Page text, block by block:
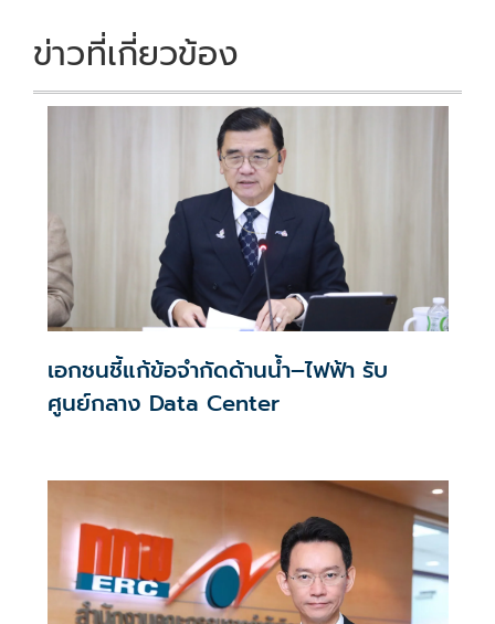
k k
ข่าวที่เกี่ยวข้อง
เอกชนชี้แก้ข้อจำกัดด้านน้ำ–ไฟฟ้า รับ
ศูนย์กลาง Data Center